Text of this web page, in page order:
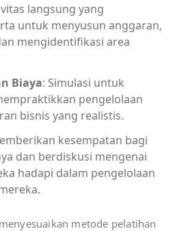
langsung yang
untuk menyusun anggaran,
mengidentifikasi area
Biaya: Simulasi untuk
pengelolaan
bisnis yang realistis.
kesempatan bagi
dan berdiskusi mengenai
hadapi dalam pengelolaan
metode pelatihan